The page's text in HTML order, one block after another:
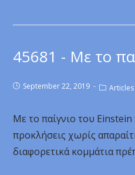
45681 - Με το
September 22, 2019 Articles
Με το παίγνιο του Einstein
προκλήσεις χωρίς
διαφορετικά κομμάτια